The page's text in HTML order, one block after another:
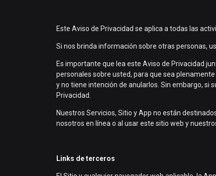
Este Aviso de Privacidad se aplica a todas las
Si nos brinda información sobre otras personas,
Es importante que lea este Aviso de Privacidad
personales sobre usted, para que sea
y no tiene intención de anularlos. Sin embargo, si
Privacidad.
Nuestros Servicios, Sitio y App no están
nosotros en línea o al usar este sitio web y
Links de terceros